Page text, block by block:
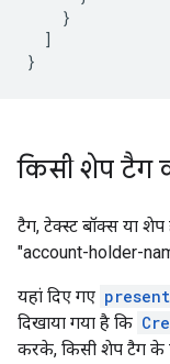
}
]
}
किसी शेप टैग
टैग, टेक्स्ट बॉक्स या शेप
"account-holder-
यहां दिए गए
दिखाया गया है कि
करके, किसी शेप टैग के